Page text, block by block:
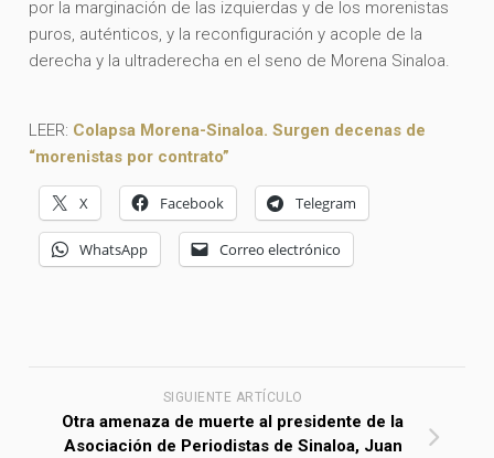
por la marginación de las izquierdas y de los morenistas
puros, auténticos, y la reconfiguración y acople de la
derecha y la ultraderecha en el seno de Morena Sinaloa.
LEER: Colapsa Morena-Sinaloa. Surgen decenas de
“morenistas por contrato”
X Facebook Telegram
WhatsApp Correo electrónico
SIGUIENTE ARTÍCULO
Otra amenaza de muerte al presidente de la
Asociación de Periodistas de Sinaloa, Juan